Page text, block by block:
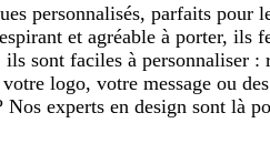
personnalisés, parfaits pour
et agréable à porter, ils
sont faciles à personnaliser :
logo, votre message ou des
experts en design sont là